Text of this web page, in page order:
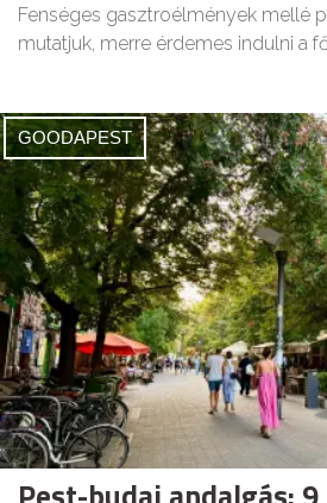
Fenséges gasztroélmények mellé
mutatjuk, merre érdemes indulni a
GOODAPEST